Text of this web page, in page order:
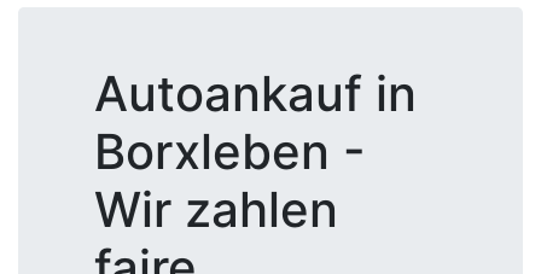
Autoankauf in
Borxleben -
Wir zahlen